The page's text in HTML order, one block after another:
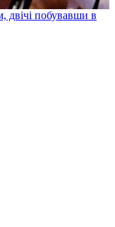
двічі побувавши в